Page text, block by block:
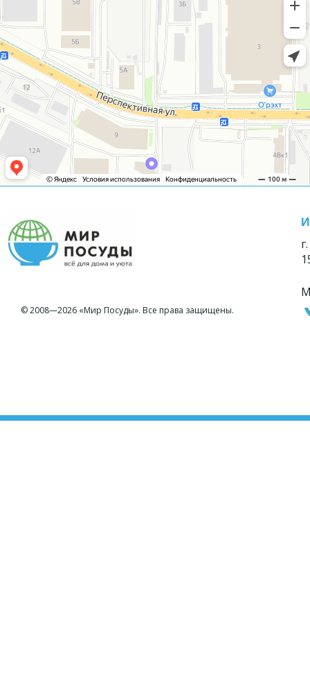
© 2008—2026 «Мир Посуды». Все права защищены.